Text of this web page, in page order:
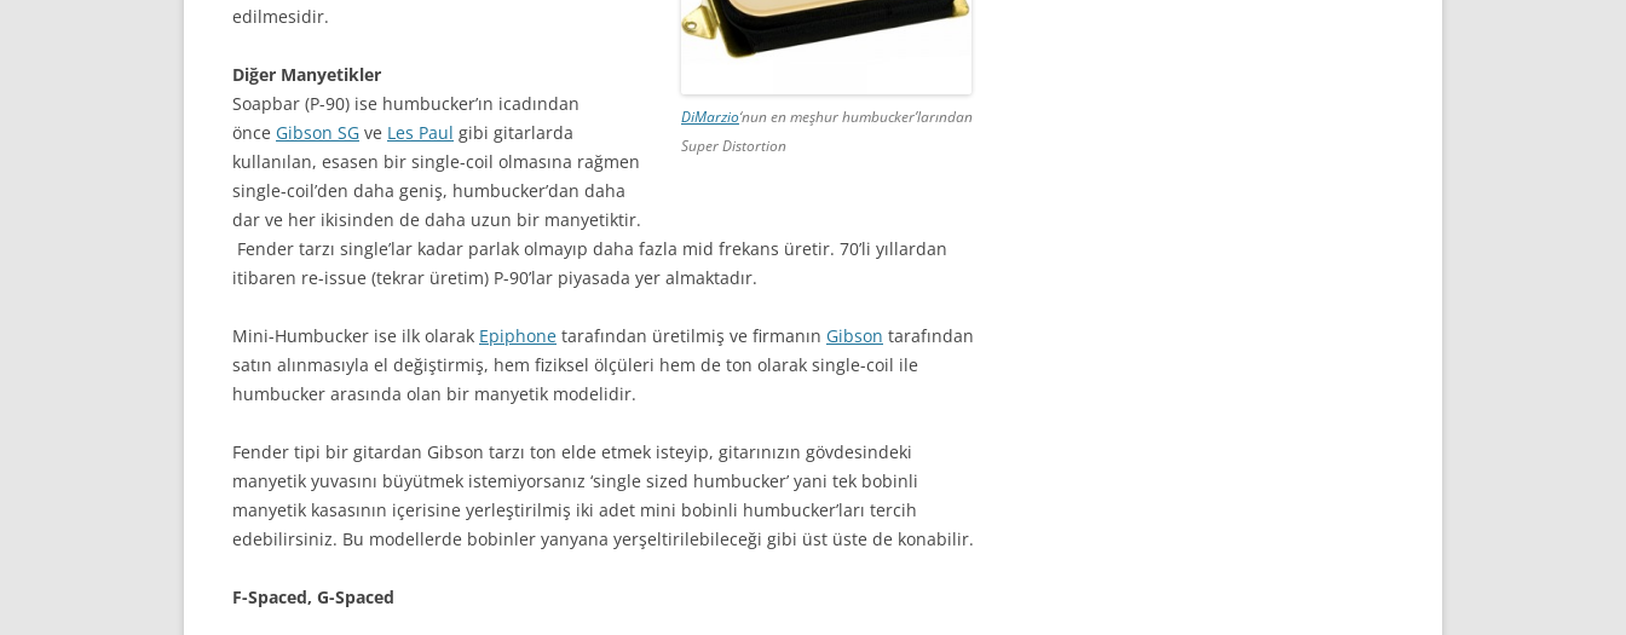
DiMarzio‘nun en meşhur humbucker’larından
Super Distortion
edilmesidir.
Diğer Manyetikler
Soapbar (P-90) ise humbucker’ın icadından
önce Gibson SG ve Les Paul gibi gitarlarda
kullanılan, esasen bir single-coil olmasına rağmen
single-coil’den daha geniş, humbucker’dan daha
dar ve her ikisinden de daha uzun bir manyetiktir.
Fender tarzı single’lar kadar parlak olmayıp daha fazla mid frekans üretir. 70’li yıllardan
itibaren re-issue (tekrar üretim) P-90’lar piyasada yer almaktadır.
Mini-Humbucker ise ilk olarak Epiphone tarafından üretilmiş ve firmanın Gibson tarafından
satın alınmasıyla el değiştirmiş, hem fiziksel ölçüleri hem de ton olarak single-coil ile
humbucker arasında olan bir manyetik modelidir.
Fender tipi bir gitardan Gibson tarzı ton elde etmek isteyip, gitarınızın gövdesindeki
manyetik yuvasını büyütmek istemiyorsanız ‘single sized humbucker’ yani tek bobinli
manyetik kasasının içerisine yerleştirilmiş iki adet mini bobinli humbucker’ları tercih
edebilirsiniz. Bu modellerde bobinler yanyana yerşeltirilebileceği gibi üst üste de konabilir.
F-Spaced, G-Spaced